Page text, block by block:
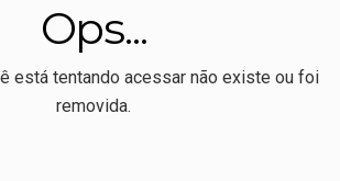
Ops...
está tentando acessar não existe ou foi
removida.